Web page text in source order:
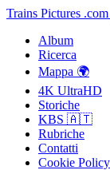
Trains Pictures .com
Album
Ricerca
Mappa 🌍
4K UltraHD
Storiche
KBS 🇦🇹
Rubriche
Contatti
Cookie Policy